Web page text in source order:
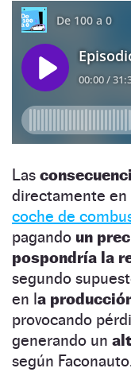
Las
directamente
coche de
pagando un
pospondría la
segundo
en la
provocando
generando un
según